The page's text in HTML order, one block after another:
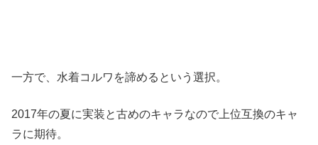
一方で、水着コルワを諦めるという選択。
2017年の夏に実装と古めのキャラなので上位互換のキャ
ラに期待。